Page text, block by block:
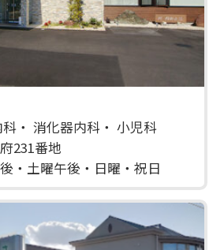
・ 消化器内科・ 小児科
231番地
・土曜午後・日曜・祝日